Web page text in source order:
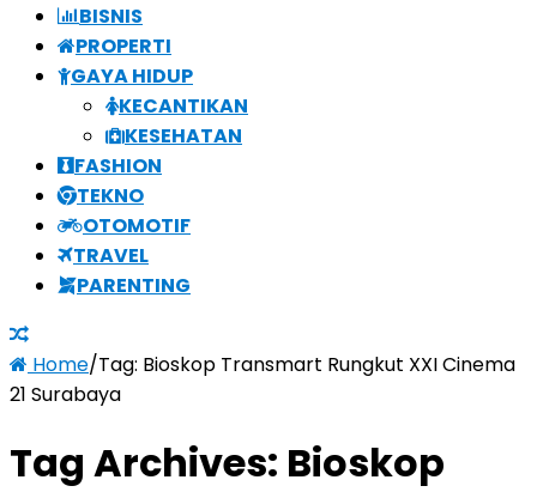
BISNIS
PROPERTI
GAYA HIDUP
KECANTIKAN
KESEHATAN
FASHION
TEKNO
OTOMOTIF
TRAVEL
PARENTING
Home/Tag: Bioskop Transmart Rungkut XXI Cinema
21 Surabaya
Tag Archives: Bioskop